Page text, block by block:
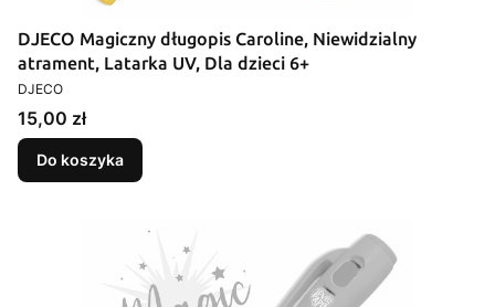
DJECO Magiczny długopis Caroline, Niewidzialny
atrament, Latarka UV, Dla dzieci 6+
PRODUCENT
DJECO
Cena
15,00 zł
Do koszyka